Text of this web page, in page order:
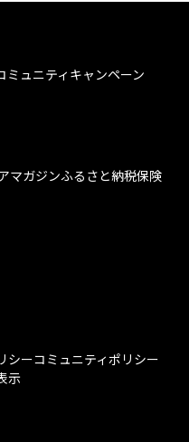
ミュニティ キャンペーン
マガジンふるさと納税保険
シーコミュニティポリシー
示